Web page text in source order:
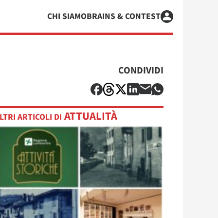
CHI SIAMOBRAINS & CONTEST
CONDIVIDI
ARTICOLI DI ATTUALITÀ